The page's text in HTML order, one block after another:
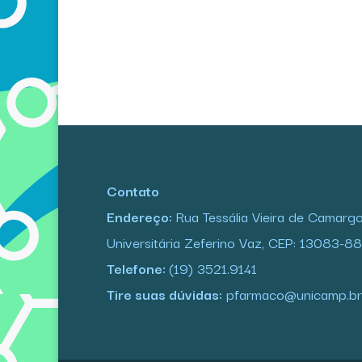
Contato
Endereço: Rua Tessália Vieira de
Universitária Zeferino Vaz, CEP: 13083-
Telefone:(19) 3521.9141
Tire suas dúvidas: pfarmaco@unicamp.br